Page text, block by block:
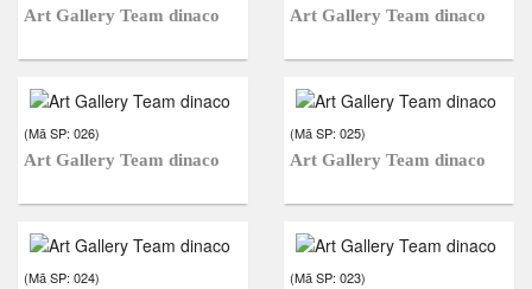
Art Gallery Team dinaco
Art Gallery Team dinaco
(Mã SP: 026)
Art Gallery Team dinaco
(Mã SP: 025)
Art Gallery Team dinaco
(Mã SP: 024)
(Mã SP: 023)